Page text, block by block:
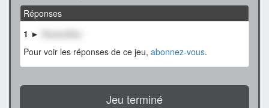
Réponses
1 ►
Pour voir les réponses de ce jeu, abonnez-vous.
Jeu terminé